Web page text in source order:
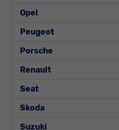
Opel
Peugeot
Porsche
Renault
Seat
Skoda
Suzuki